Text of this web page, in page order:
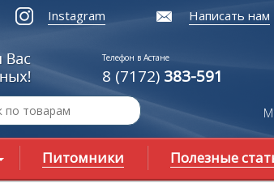
Instagram Написать нам
Телефон в Астане
8 (7172) 383-591
Питомники Полезные